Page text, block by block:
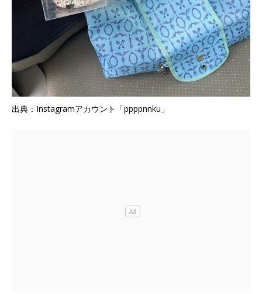
出典：Instagramアカウント「ppppnnku」